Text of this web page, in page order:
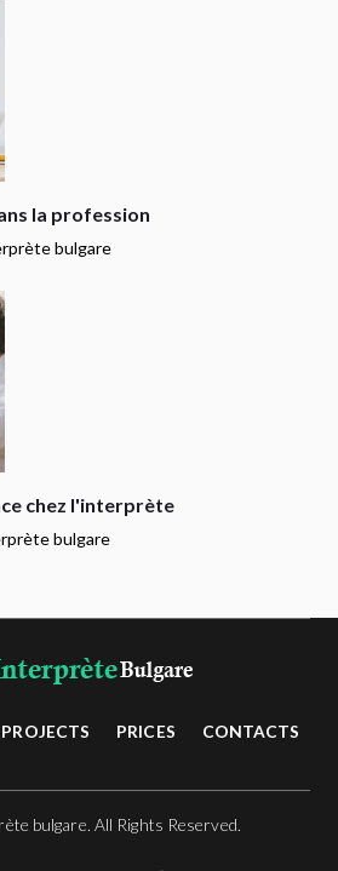
bulgare
la profession
bulgare
chez l'interprète
PROJECTS PRICES CONTACTS
bulgare. All Rights Reserved.